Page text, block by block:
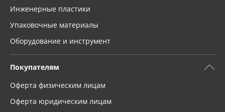
Инженерные пластики
Упаковочные материалы
Оборудование и инструмент
Покупателям
Оферта физическим лицам
Оферта юридическим лицам